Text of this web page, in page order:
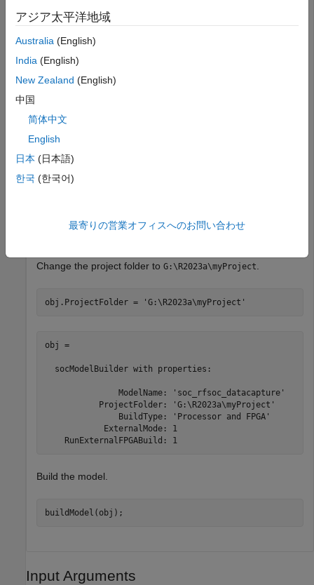
Create ansocModelBuilderobject for the
soc_rfsoc_datacapture
software model in external mode, set
obj =
  socModelBuilder with properties:
               ModelName: 'soc_rfsoc_datacapture'
            ExternalMode: 1
    RunExternalFPGABuild: 1
Change the project folder to G:\R2023a\myProject.
obj.ProjectFolder = 'G:\R2023a\myProject'
obj =
  socModelBuilder with properties:
               ModelName: 'soc_rfsoc_datacapture'
           ProjectFolder: 'G:\R2023a\myProject'
               BuildType: 'Processor and FPGA'
            ExternalMode: 1
    RunExternalFPGABuild: 1
Build the model.
buildModel(obj);
Input Arguments
アジア太平洋地域
Australia (English)
India (English)
New Zealand (English)
中国
简体中文
English
日本 (日本語)
한국 (한국어)
最寄りの営業オフィスへのお問い合わせ